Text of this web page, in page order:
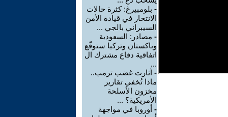
- بلومبيرغ: كثرة حالات
الانتحار في قيادة الأمن
السيبراني بالجي ...
- مصادر: السعودية
وباكستان وتركيا ستوقّع
اتفاقية دفاع مشترك ال
...
- أثارت غضب ترمب..
ماذا تُخفي تقارير
مخزون الأسلحة
الأمريكية؟ ...
- أوروبا في مواجهة